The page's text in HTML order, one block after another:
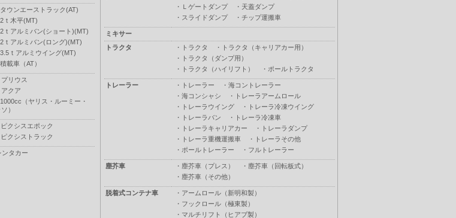
・ Ｌゲートダンプ ・ 天蓋ダンプ
・ スライドダンプ ・ チップ運搬車
ミキサー
トラクタ
・ トラクタ ・
トラクタ（キャリアカー用）
・
トラクタ（ダンプ用）
・
トラクタ（ハイリフト） ・ ポールトラクタ
トレーラー ・ トレーラー ・ 海コントレーラー
・ 海コンシャシ ・
トレーラアームロール
・
トレーラウイング ・
トレーラ冷凍ウイング
・
トレーラバン ・
トレーラ冷凍車
・
トレーラキャリアカー ・
トレーラダンプ
・
トレーラ重機運搬車 ・
トレーラその他
・ ポールトレーラー ・ フルトレーラー
塵芥車 ・ 塵芥車（プレス） ・ 塵芥車（回転板式）
・ 塵芥車（その他）
脱着式コンテナ車 ・ アームロール（新明和製）
・ フックロール（極東製）
・ マルチリフト（ヒアブ製）
ウンエーストラック(AT)
ｔ木平(MT)
ｔアルミバン(ショート)(MT)
ｔアルミバン(ロング)(MT)
ｔアルミウイング(MT)
載車（AT）
リウス
アクア
（ヤリス・ルーミー・
）
クシスエポック
クシストラック
ンタカー